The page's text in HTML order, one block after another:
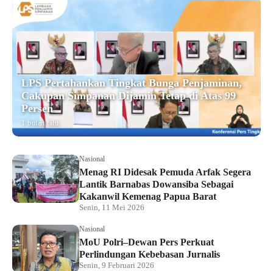
LPS Pertahankan Tingkat Bunga Penjaminan,
Cakupan Simpanan Dijamin Tetap di Atas 99
Persen
1 bulan lalu
Nasional
Menag RI Didesak Pemuda Arfak Segera
Lantik Barnabas Dowansiba Sebagai
Kakanwil Kemenag Papua Barat
Senin, 11 Mei 2026
Nasional
MoU Polri–Dewan Pers Perkuat
Perlindungan Kebebasan Jurnalis
Senin, 9 Februari 2026